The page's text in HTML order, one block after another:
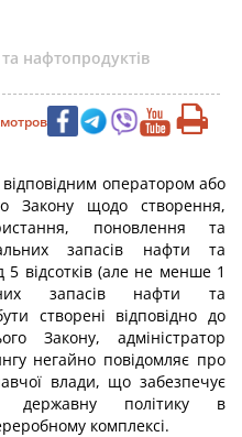
нафтопродуктів
оператором або
Закону щодо створення,
поновлення та
запасів нафти та
5 відсотків (але не менше 1
запасів нафти та
створені відповідно до
Закону, адміністратор
негайно повідомляє про
влади, що забезпечує
державну політику в
комплексі.